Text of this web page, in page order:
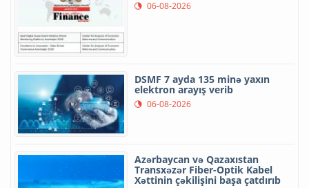
06-08-2026
DSMF 7 ayda 135 minə yaxın
elektron arayış verib
06-08-2026
Azərbaycan və Qazaxıstan
Transxəzər Fiber-Optik Kabel
Xəttinin çəkilişini başa çatdırıb